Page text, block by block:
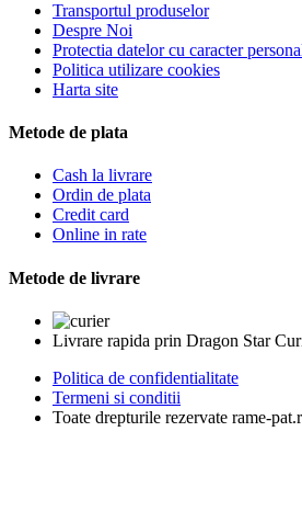
Transportul produselor
Despre Noi
Protectia datelor cu caracter
Politica utilizare cookies
Harta site
Metode de plata
Cash la livrare
Ordin de plata
Credit card
Online in rate
Metode de livrare
Livrare rapida prin Dragon Star
Politica de confidentialitate
Termeni si conditii
Toate drepturile rezervate rame-